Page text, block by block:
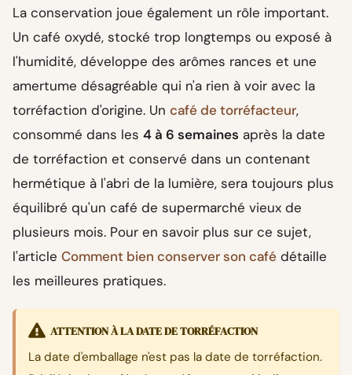
La conservation joue également un rôle important.
Un café oxydé, stocké trop longtemps ou exposé à
l'humidité, développe des arômes rances et une
amertume désagréable qui n'a rien à voir avec la
torréfaction d'origine. Un café de torréfacteur,
consommé dans les 4 à 6 semaines après la date
de torréfaction et conservé dans un contenant
hermétique à l'abri de la lumière, sera toujours plus
équilibré qu'un café de supermarché vieux de
plusieurs mois. Pour en savoir plus sur ce sujet,
l'article Comment bien conserver son café détaille
les meilleures pratiques.
ATTENTION À LA DATE DE TORRÉFACTION
La date d'emballage n'est pas la date de torréfaction.